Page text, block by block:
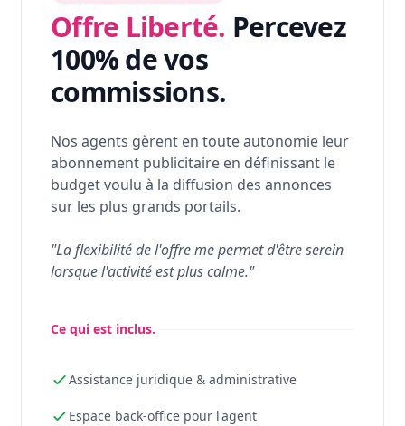
Offre Liberté. Percevez
100% de vos
commissions.
Nos agents gèrent en toute autonomie leur
abonnement publicitaire en définissant le
budget voulu à la diffusion des annonces
sur les plus grands portails.
"La flexibilité de l'offre me permet d'être serein
lorsque l'activité est plus calme."
Ce qui est inclus.
Assistance juridique & administrative
Espace back-office pour l'agent